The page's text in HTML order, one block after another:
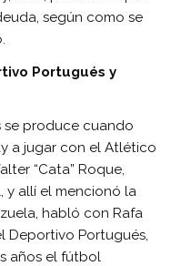
según como se
Portugués y
se produce cuando
a jugar con el Atlético
“Cata” Roque,
y allí el mencionó la
habló con Rafa
Deportivo Portugués,
años el fútbol